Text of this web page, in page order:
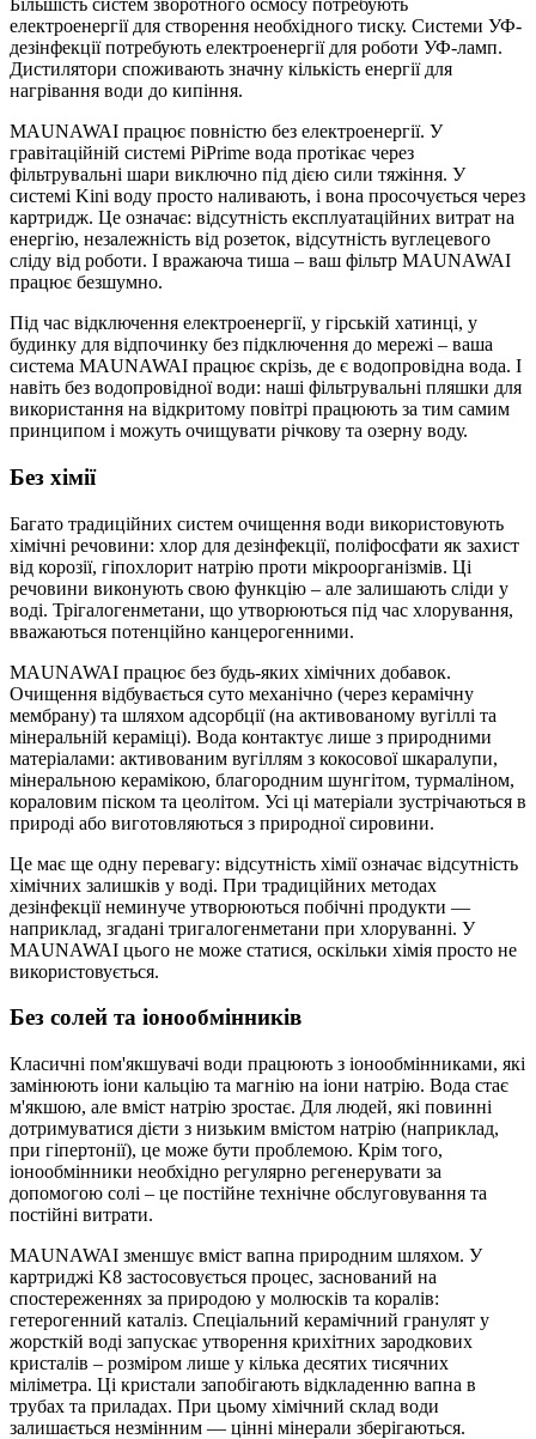
Більшість систем зворотного осмосу потребують
електроенергії для створення необхідного тиску. Системи УФ-
дезінфекції потребують електроенергії для роботи УФ-ламп.
Дистилятори споживають значну кількість енергії для
нагрівання води до кипіння.
MAUNAWAI працює повністю без електроенергії. У
гравітаційній системі PiPrime вода протікає через
фільтрувальні шари виключно під дією сили тяжіння. У
системі Kini воду просто наливають, і вона просочується через
картридж. Це означає: відсутність експлуатаційних витрат на
енергію, незалежність від розеток, відсутність вуглецевого
сліду від роботи. І вражаюча тиша – ваш фільтр MAUNAWAI
працює безшумно.
Під час відключення електроенергії, у гірській хатинці, у
будинку для відпочинку без підключення до мережі – ваша
система MAUNAWAI працює скрізь, де є водопровідна вода. І
навіть без водопровідної води: наші фільтрувальні пляшки для
використання на відкритому повітрі працюють за тим самим
принципом і можуть очищувати річкову та озерну воду.
Без хімії
Багато традиційних систем очищення води використовують
хімічні речовини: хлор для дезінфекції, поліфосфати як захист
від корозії, гіпохлорит натрію проти мікроорганізмів. Ці
речовини виконують свою функцію – але залишають сліди у
воді. Трігалогенметани, що утворюються під час хлорування,
вважаються потенційно канцерогенними.
MAUNAWAI працює без будь-яких хімічних добавок.
Очищення відбувається суто механічно (через керамічну
мембрану) та шляхом адсорбції (на активованому вугіллі та
мінеральній кераміці). Вода контактує лише з природними
матеріалами: активованим вугіллям з кокосової шкаралупи,
мінеральною керамікою, благородним шунгітом, турмаліном,
кораловим піском та цеолітом. Усі ці матеріали зустрічаються в
природі або виготовляються з природної сировини.
Це має ще одну перевагу: відсутність хімії означає відсутність
хімічних залишків у воді. При традиційних методах
дезінфекції неминуче утворюються побічні продукти —
наприклад, згадані тригалогенметани при хлоруванні. У
MAUNAWAI цього не може статися, оскільки хімія просто не
використовується.
Без солей та іонообмінників
Класичні пом'якшувачі води працюють з іонообмінниками, які
замінюють іони кальцію та магнію на іони натрію. Вода стає
м'якшою, але вміст натрію зростає. Для людей, які повинні
дотримуватися дієти з низьким вмістом натрію (наприклад,
при гіпертонії), це може бути проблемою. Крім того,
іонообмінники необхідно регулярно регенерувати за
допомогою солі – це постійне технічне обслуговування та
постійні витрати.
MAUNAWAI зменшує вміст вапна природним шляхом. У
картриджі K8 застосовується процес, заснований на
спостереженнях за природою у молюсків та коралів:
гетерогенний каталіз. Спеціальний керамічний гранулят у
жорсткій воді запускає утворення крихітних зародкових
кристалів – розміром лише у кілька десятих тисячних
міліметра. Ці кристали запобігають відкладенню вапна в
трубах та приладах. При цьому хімічний склад води
залишається незмінним — цінні мінерали зберігаються.